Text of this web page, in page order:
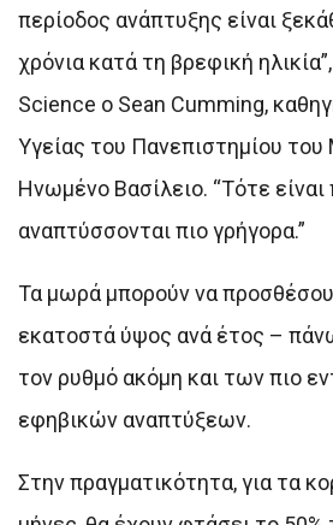
περίοδος ανάπτυξης είναι
χρόνια κατά τη βρεφική
Science ο Sean Cumming,
Υγείας του Πανεπιστημίου
Ηνωμένο Βασίλειο. “Τότε είναι
αναπτύσσονται πιο γρήγορα.”
Τα μωρά μπορούν να
εκατοστά ύψος ανά έτος –
τον ρυθμό ακόμη και των πιο
εφηβικών αναπτύξεων.
Στην πραγματικότητα, για τα